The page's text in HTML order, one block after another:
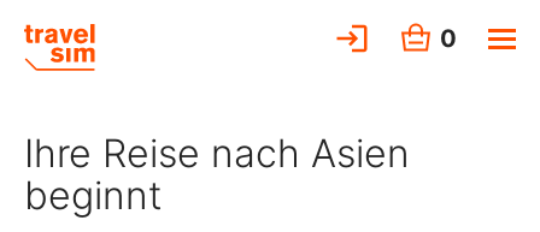
0
Ihre Reise nach Asien
beginnt